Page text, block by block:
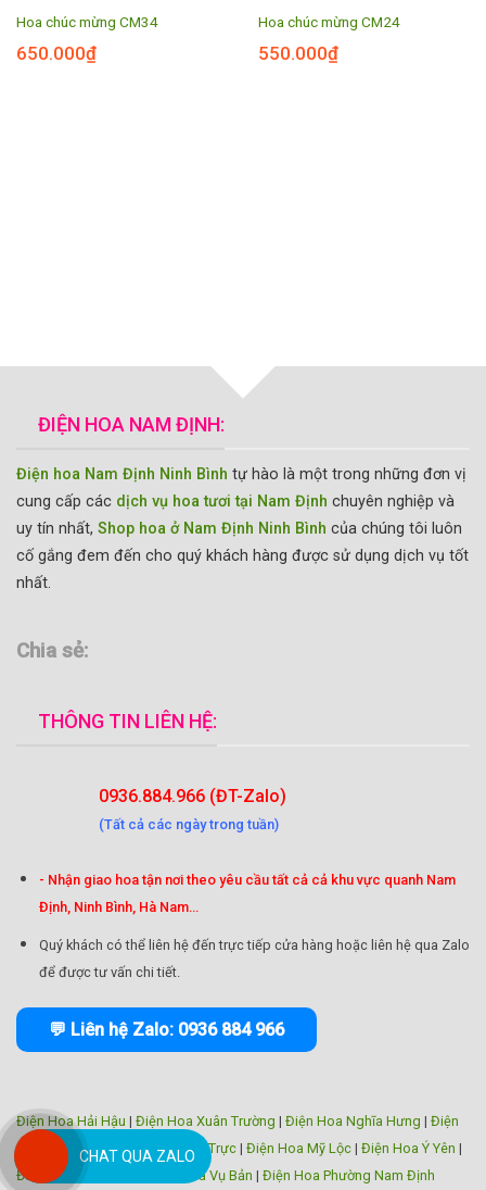
Hoa chúc mừng CM34
650.000₫
Hoa chúc mừng CM24
550.000₫
ĐIỆN HOA NAM ĐỊNH:
Điện hoa Nam Định Ninh Bình tự hào là một trong những đơn vị
cung cấp các dịch vụ hoa tươi tại Nam Định chuyên nghiệp và
uy tín nhất, Shop hoa ở Nam Định Ninh Bình của chúng tôi luôn
cố gắng đem đến cho quý khách hàng được sử dụng dịch vụ tốt
nhất.
Chia sẻ:
THÔNG TIN LIÊN HỆ:
0936.884.966 (ĐT-Zalo)
(Tất cả các ngày trong tuần)
- Nhận giao hoa tận nơi theo yêu cầu tất cả cả khu vực quanh Nam
Định, Ninh Bình, Hà Nam...
Quý khách có thể liên hệ đến trực tiếp cửa hàng hoặc liên hệ qua Zalo
để được tư vấn chi tiết.
💬 Liên hệ Zalo: 0936 884 966
Điện Hoa Hải Hậu | Điện Hoa Xuân Trường | Điện Hoa Nghĩa Hưng | Điện
Hoa Trực Ninh|Điện Hoa Nam Trực | Điện Hoa Mỹ Lộc | Điện Hoa Ý Yên |
Điện Hoa Giao Thủy
Điện Hoa Vụ Bản | Điện Hoa Phường Nam Định
CHAT QUA ZALO